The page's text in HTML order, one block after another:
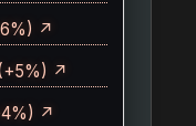
↗
↗
↗